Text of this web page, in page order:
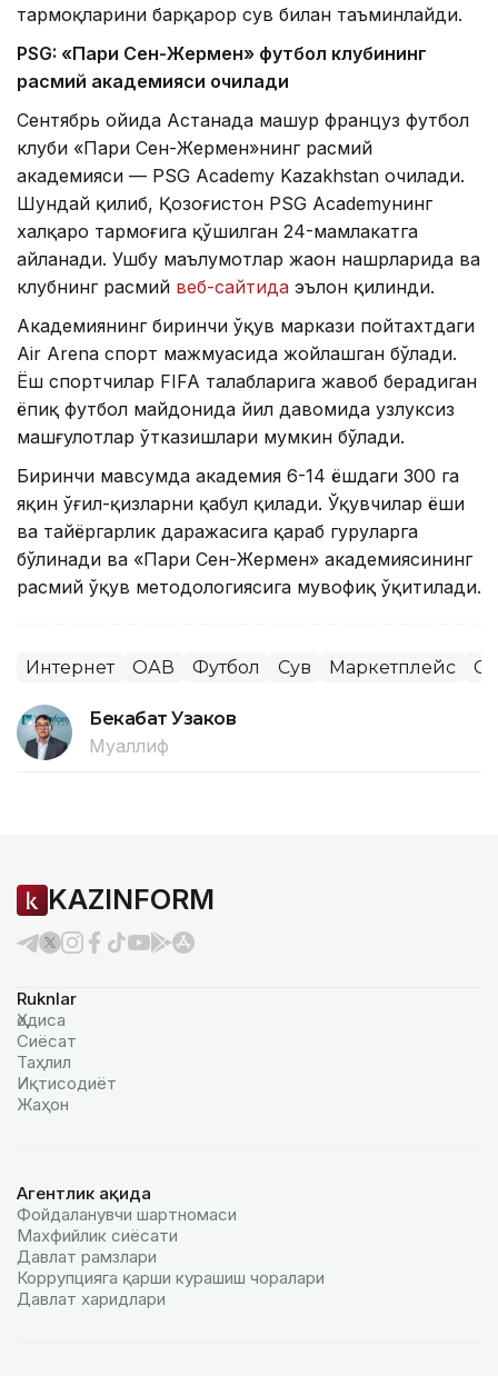
тармоқларини барқарор сув билан таъминлайди.
PSG: «Пари Сен-Жермен» футбол клубининг
расмий академияси очилади
Сентябрь ойида Астанада машҳур француз футбол
клуби «Пари Сен-Жермен»нинг расмий
академияси — PSG Academy Kazakhstan очилади.
Шундай қилиб, Қозоғистон PSG Academyнинг
халқаро тармоғига қўшилган 24-мамлакатга
айланади. Ушбу маълумотлар жаҳон нашрларида ва
клубнинг расмий веб-сайтида эълон қилинди.
Академиянинг биринчи ўқув маркази пойтахтдаги
Air Arena спорт мажмуасида жойлашган бўлади.
Ёш спортчилар FIFA талабларига жавоб берадиган
ёпиқ футбол майдонида йил давомида узлуксиз
машғулотлар ўтказишлари мумкин бўлади.
Биринчи мавсумда академия 6-14 ёшдаги 300 га
яқин ўғил-қизларни қабул қилади. Ўқувчилар ёши
ва тайёргарлик даражасига қараб гуруҳларга
бўлинади ва «Пари Сен-Жермен» академиясининг
расмий ўқув методологиясига мувофиқ ўқитилади.
Интернет ОАВ Футбол Сув Маркетплейс
Бекабат Узаков
Муаллиф
KAZINFORM
Ruknlar
Ҳодиса
Сиёсат
Таҳлил
Иқтисодиёт
Жаҳон
Агентлик ҳақида
Фойдаланувчи шартномаси
Махфийлик сиёсати
Давлат рамзлари
Коррупцияга қарши курашиш чоралари
Давлат харидлари